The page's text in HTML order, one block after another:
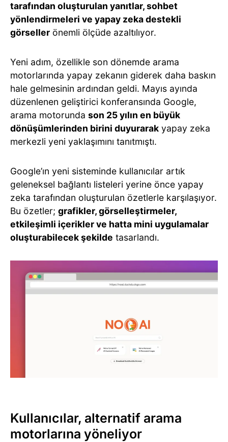
tarafından oluşturulan yanıtlar, sohbet
yönlendirmeleri ve yapay zeka destekli
görseller önemli ölçüde azaltılıyor.
Yeni adım, özellikle son dönemde arama
motorlarında yapay zekanın giderek daha baskın
hale gelmesinin ardından geldi. Mayıs ayında
düzenlenen geliştirici konferansında Google,
arama motorunda son 25 yılın en büyük
dönüşümlerinden birini duyurarak yapay zeka
merkezli yeni yaklaşımını tanıtmıştı.
Google’ın yeni sisteminde kullanıcılar artık
geleneksel bağlantı listeleri yerine önce yapay
zeka tarafından oluşturulan özetlerle karşılaşıyor.
Bu özetler; grafikler, görselleştirmeler,
etkileşimli içerikler ve hatta mini uygulamalar
oluşturabilecek şekilde tasarlandı.
Kullanıcılar, alternatif arama
motorlarına yöneliyor